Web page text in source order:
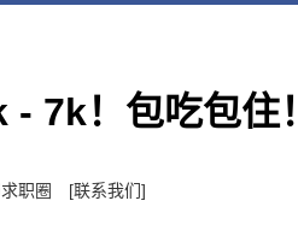
7k！包吃包住！
求职圈 [联系我们]